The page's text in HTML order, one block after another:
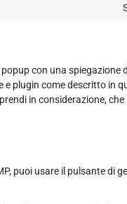
con una spiegazione
e plugin come descritto in
in considerazione,
puoi usare il pulsante di